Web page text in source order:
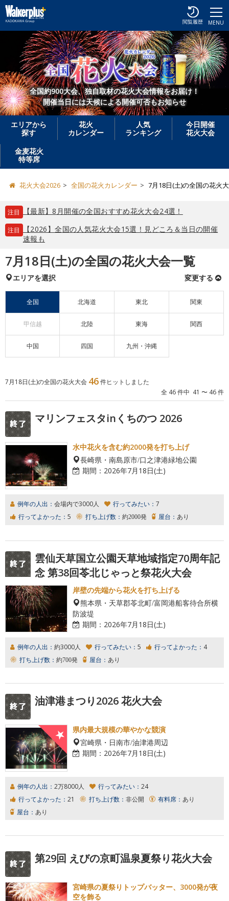
MENU
閲覧履歴
全国約900大会、独自取材の花火大会情報をお届け！
開催当日には天候による開催可否もお知らせ
エリアから
探す
花火
カレンダー
人気
ランキング
今日開催
花火大会
金麦花火
特等席
花火大会2026 全国の花火カレンダー 7月18日(土)の全国の花火
注目 【最新】8月開催の全国おすすめ花火大会24選！
注目
【2026】全国の人気花火大会15選！見どころ＆当日の開催
速報も
7月18日(土)の全国の花火大会一覧
エリアを選択 変更する
全国 北海道 東北 関東
甲信越 北陸 東海 関西
中国 四国 九州・沖縄
7月18日(土)の全国の花火大会 46件ヒットしました
全 46 件中 41 〜 46 件
マリンフェスタinくちのつ 2026
水中花火を含む約2000発を打ち上げ
長崎県・南島原市/口之津港緑地公園
期間： 2026年7月18日(土)
例年の人出： 会場内で3000人 行ってみたい： 7
行ってよかった： 5 打ち上げ数： 約2000発 屋台： あり
雲仙天草国立公園天草地域指定70周年記
念 第38回苓北じゃっと祭花火大会
岸壁の先端から花火を打ち上げる
熊本県・天草郡苓北町/富岡港船客待合所横
防波堤
期間： 2026年7月18日(土)
例年の人出： 約3000人 行ってみたい： 5 行ってよかった： 4
打ち上げ数： 約700発 屋台： あり
油津港まつり2026 花火大会
県内最大規模の華やかな競演
宮崎県・日南市/油津港周辺
期間： 2026年7月18日(土)
例年の人出： 2万8000人 行ってみたい： 24
行ってよかった： 21 打ち上げ数： 非公開 有料席： あり
屋台： あり
第29回 えびの京町温泉夏祭り花火大会
宮崎県の夏祭りトップバッター、3000発が夜
空を飾る